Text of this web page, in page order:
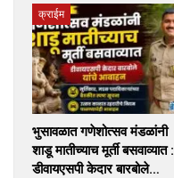
क्राईम
भुसावळात गणेशोत्सव मंडळांनी
शाडू मातीच्याच मूर्ती बसवाव्यात :
डीवायएसपी केदार बारबोले…